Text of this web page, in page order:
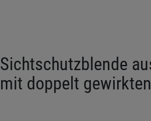
Sichtschutzblende
mit doppelt